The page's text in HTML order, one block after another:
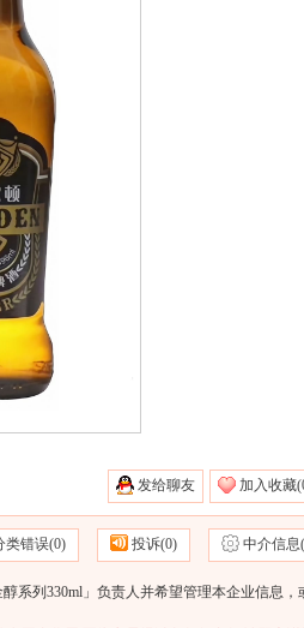
发给聊友 加入收藏(
类错误(0) 投诉(0) 中介信息(
系列330ml」负责人并希望管理本企业信息